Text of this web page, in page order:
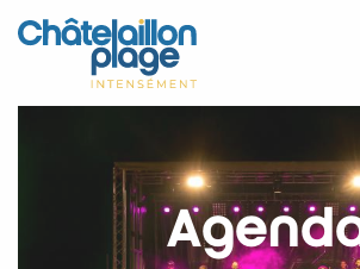
Aller
au
principal
Inicio – ES
Descubra
Actividades